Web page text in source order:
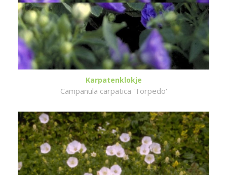
Karpatenklokje
Campanula carpatica 'Torpedo'